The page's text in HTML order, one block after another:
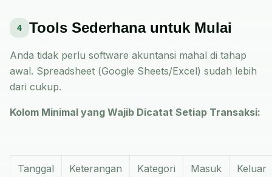
4 Tools Sederhana untuk Mulai
Anda tidak perlu software akuntansi mahal di tahap
awal. Spreadsheet (Google Sheets/Excel) sudah lebih
dari cukup.
Kolom Minimal yang Wajib Dicatat Setiap Transaksi:
Tanggal Keterangan Kategori Masuk Keluar